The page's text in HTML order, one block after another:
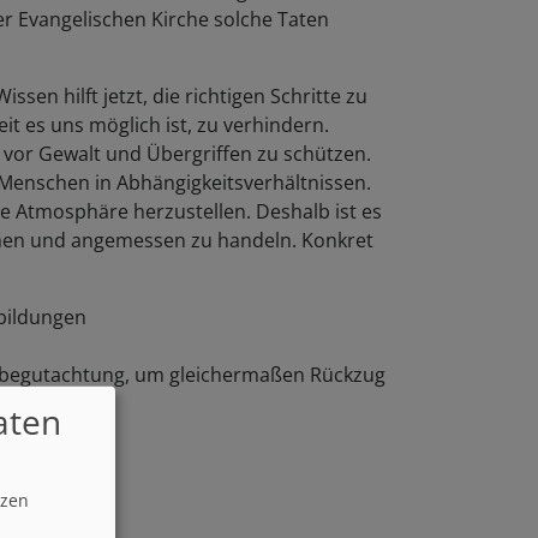
Evangelischen Kirche solche Taten
hilft jetzt, die richtigen Schritte zu
es uns möglich ist, zu verhindern.
Gewalt und Übergriffen zu schützen.
in Abhängigkeitsverhältnissen.
Atmosphäre herzustellen. Deshalb ist es
und angemessen zu handeln. Konkret
um gleichermaßen Rückzug